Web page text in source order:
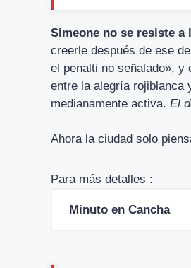
Simeone no se resiste a
creerle después de ese
el penalti no señalado»,
entre la alegría rojiblanca
medianamente activa. El
Ahora la ciudad solo
Para más detalles :
Minuto en Cancha